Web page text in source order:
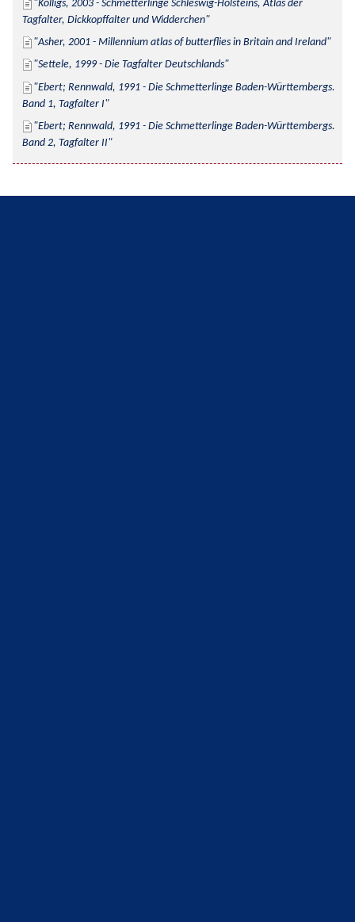
Kolligs, 2003 - Schmetterlinge Schleswig-Holsteins, Atlas der
Tagfalter, Dickkopffalter und Widderchen
Asher, 2001 - Millennium atlas of butterflies in Britain and Ireland
Settele, 1999 - Die Tagfalter Deutschlands
Ebert; Rennwald, 1991 - Die Schmetterlinge Baden-Württembergs.
Band 1, Tagfalter I
Ebert; Rennwald, 1991 - Die Schmetterlinge Baden-Württembergs.
Band 2, Tagfalter II